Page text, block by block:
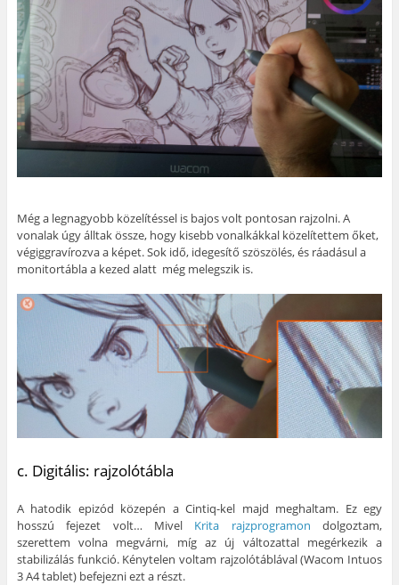
Még a legnagyobb közelítéssel is bajos volt pontosan rajzolni. A
vonalak úgy álltak össze, hogy kisebb vonalkákkal közelítettem őket,
végiggravírozva a képet. Sok idő, idegesítő szöszölés, és ráadásul a
monitortábla a kezed alatt még melegszik is.
c. Digitális: rajzolótábla
A hatodik epizód közepén a Cintiq-kel majd meghaltam. Ez egy
hosszú fejezet volt… Mivel Krita rajzprogramon dolgoztam,
szerettem volna megvárni, míg az új változattal megérkezik a
stabilizálás funkció. Kénytelen voltam rajzolótáblával (Wacom Intuos
3 A4 tablet) befejezni ezt a részt.